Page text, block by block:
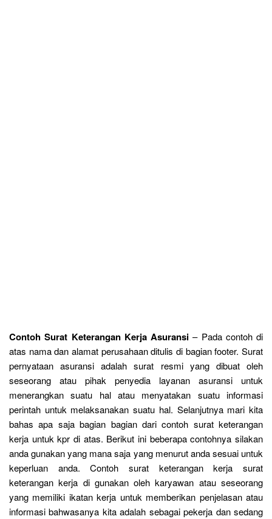
Contoh Surat Keterangan Kerja Asuransi – Pada contoh di
atas nama dan alamat perusahaan ditulis di bagian footer. Surat
pernyataan asuransi adalah surat resmi yang dibuat oleh
seseorang atau pihak penyedia layanan asuransi untuk
menerangkan suatu hal atau menyatakan suatu informasi
perintah untuk melaksanakan suatu hal. Selanjutnya mari kita
bahas apa saja bagian bagian dari contoh surat keterangan
kerja untuk kpr di atas. Berikut ini beberapa contohnya silakan
anda gunakan yang mana saja yang menurut anda sesuai untuk
keperluan anda. Contoh surat keterangan kerja surat
keterangan kerja di gunakan oleh karyawan atau seseorang
yang memiliki ikatan kerja untuk memberikan penjelasan atau
informasi bahwasanya kita adalah sebagai pekerja dan sedang